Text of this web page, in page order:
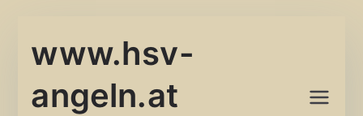
Inhalt
www.hsv-
angeln.at